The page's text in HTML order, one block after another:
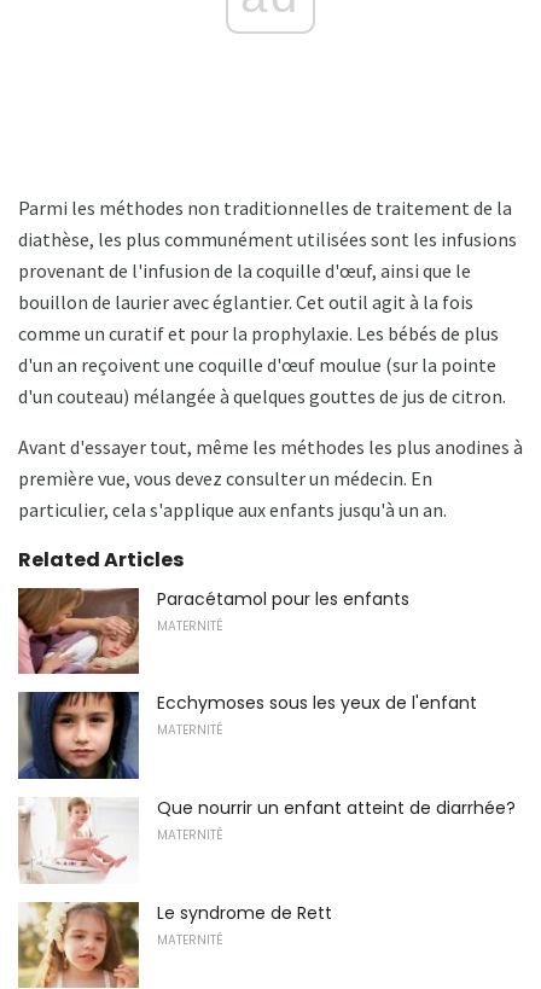
Parmi les méthodes non traditionnelles de traitement de la
diathèse, les plus communément utilisées sont les infusions
provenant de l'infusion de la coquille d'œuf, ainsi que le
bouillon de laurier avec églantier. Cet outil agit à la fois
comme un curatif et pour la prophylaxie. Les bébés de plus
d'un an reçoivent une coquille d'œuf moulue (sur la pointe
d'un couteau) mélangée à quelques gouttes de jus de citron.
Avant d'essayer tout, même les méthodes les plus anodines à
première vue, vous devez consulter un médecin. En
particulier, cela s'applique aux enfants jusqu'à un an.
Related Articles
Paracétamol pour les enfants
MATERNITÉ
Ecchymoses sous les yeux de l'enfant
MATERNITÉ
Que nourrir un enfant atteint de diarrhée?
MATERNITÉ
Le syndrome de Rett
MATERNITÉ